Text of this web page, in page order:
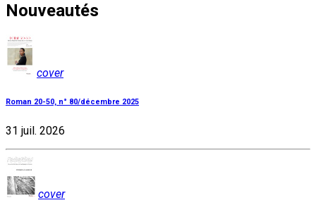
Nouveautés
cover
Roman 20-50, n° 80/décembre 2025
31 juil. 2026
cover